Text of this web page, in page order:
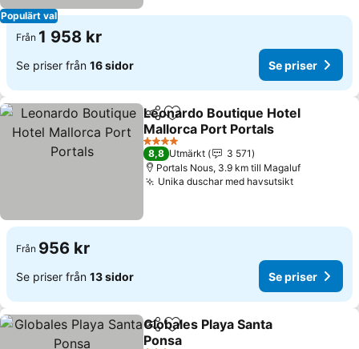
Populärt val
Från 1 958 kr
Se priser från 16 sidor Se priser
Dela Lägg till i Mina Favoriter
Leonardo Boutique Hotel
Mallorca Port Portals
4 Stjärnor
8,8 Utmärkt
3 571
Portals Nous, 3.9 km till Magaluf
Unika duschar med havsutsikt
Från 956 kr
Se priser från 13 sidor Se priser
Dela Lägg till i Mina Favoriter
Globales Playa Santa
Ponsa